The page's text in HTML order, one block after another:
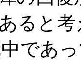
ると
であっ